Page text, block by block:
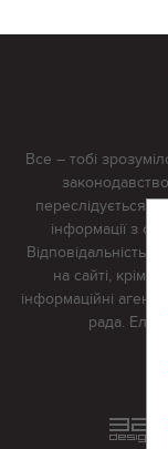
Все – тобі
переслідується
інформації з
Відповідальність
на сайті, крім
інформаційні
рада.